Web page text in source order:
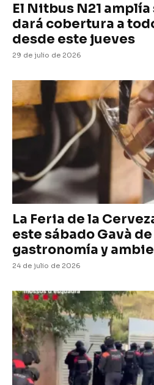
El Nitbus N21
dará cobertura a
desde este jueves
29 de julio de 2026
La Feria de la
este sábado Gavà
gastronomía y
24 de julio de 2026